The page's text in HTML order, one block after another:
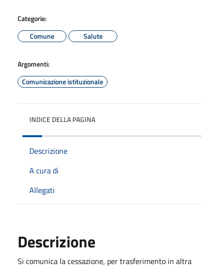
Categorie:
Comune
Salute
Argomenti:
Comunicazione istituzionale
INDICE DELLA PAGINA
Descrizione
A cura di
Allegati
Descrizione
Si comunica la cessazione, per trasferimento in altra